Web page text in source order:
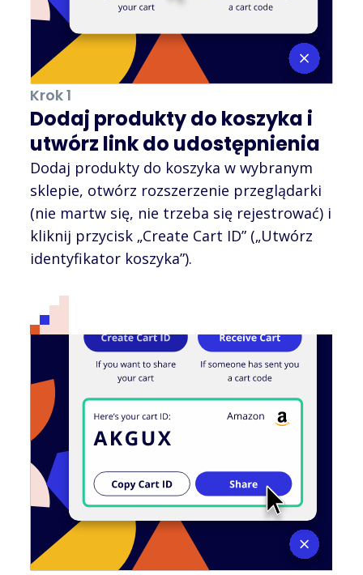
Krok 1
Dodaj produkty do koszyka i
utwórz link do udostępnienia
Dodaj produkty do koszyka w wybranym
sklepie, otwórz rozszerzenie przeglądarki
(nie martw się, nie trzeba się rejestrować) i
kliknij przycisk „Create Cart ID” („Utwórz
identyfikator koszyka”).